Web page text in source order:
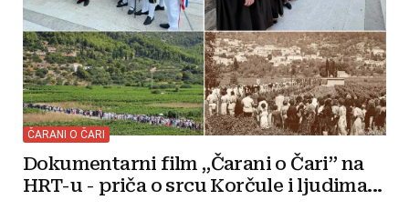
ČARANI O ČARI
Dokumentarni film „Čarani o Čari” na
HRT-u - priča o srcu Korčule i ljudima...